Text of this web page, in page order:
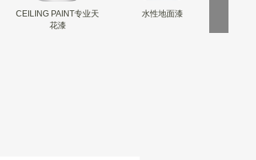
CEILING PAINT专业天
花漆
水性地面漆